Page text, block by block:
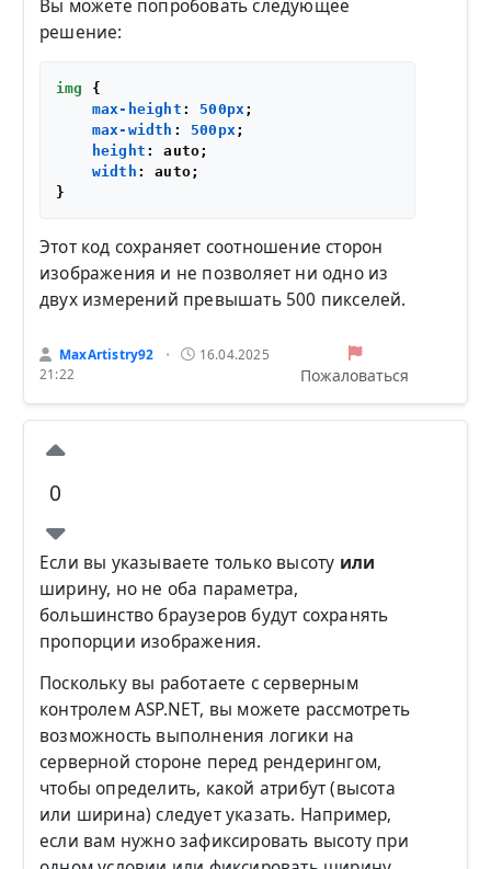
Вы можете попробовать следующее
решение:
img
{
max-height : 500px;
max-width : 500px;
height : auto;
width : auto;
Этот код сохраняет соотношение сторон
изображения и не позволяет ни одно из
двух измерений превышать 500 пикселей.
MaxArtistry92 •
16.04.2025
21:22
Пожаловаться
0
Если вы указываете только высоту или
ширину, но не оба параметра,
большинство браузеров будут сохранять
пропорции изображения.
Поскольку вы работаете с серверным
контролем ASP.NET, вы можете рассмотреть
возможность выполнения логики на
серверной стороне перед рендерингом,
чтобы определить, какой атрибут (высота
или ширина) следует указать. Например,
если вам нужно зафиксировать высоту при